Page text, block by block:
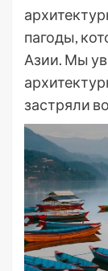
пагоды,
Азии. Мы
застряли